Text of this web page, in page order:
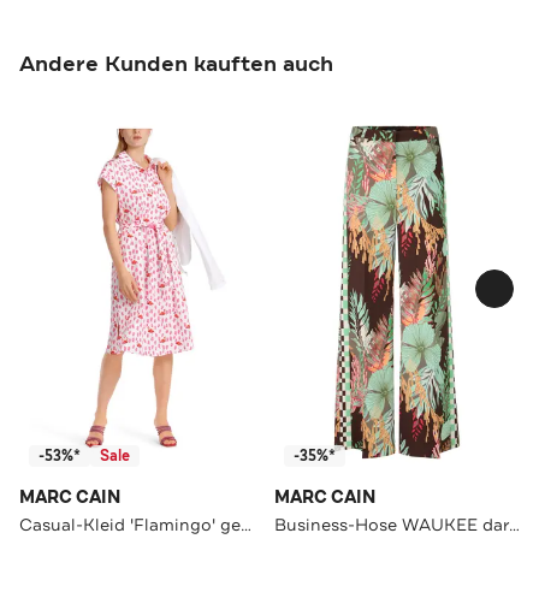
Andere Kunden kauften auch
-53%* Sale
MARC CAIN
Casual-Kleid 'Flamingo' gemustert
-35%*
MARC CAIN
Business-Hose WAUKEE dark wood Wide/ Loose Fit